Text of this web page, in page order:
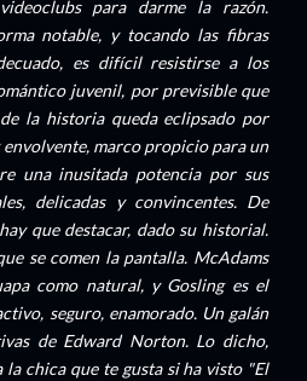
para darme la razón.
notable, y tocando las fibras
es difícil resistirse a los
juvenil, por previsible que
la historia queda eclipsado por
marco propicio para un
una inusitada potencia por sus
delicadas y convincentes. De
que destacar, dado su historial.
se comen la pantalla. McAdams
como natural, y Gosling es el
seguro, enamorado. Un galán
de Edward Norton. Lo dicho,
chica que te gusta si ha visto "El